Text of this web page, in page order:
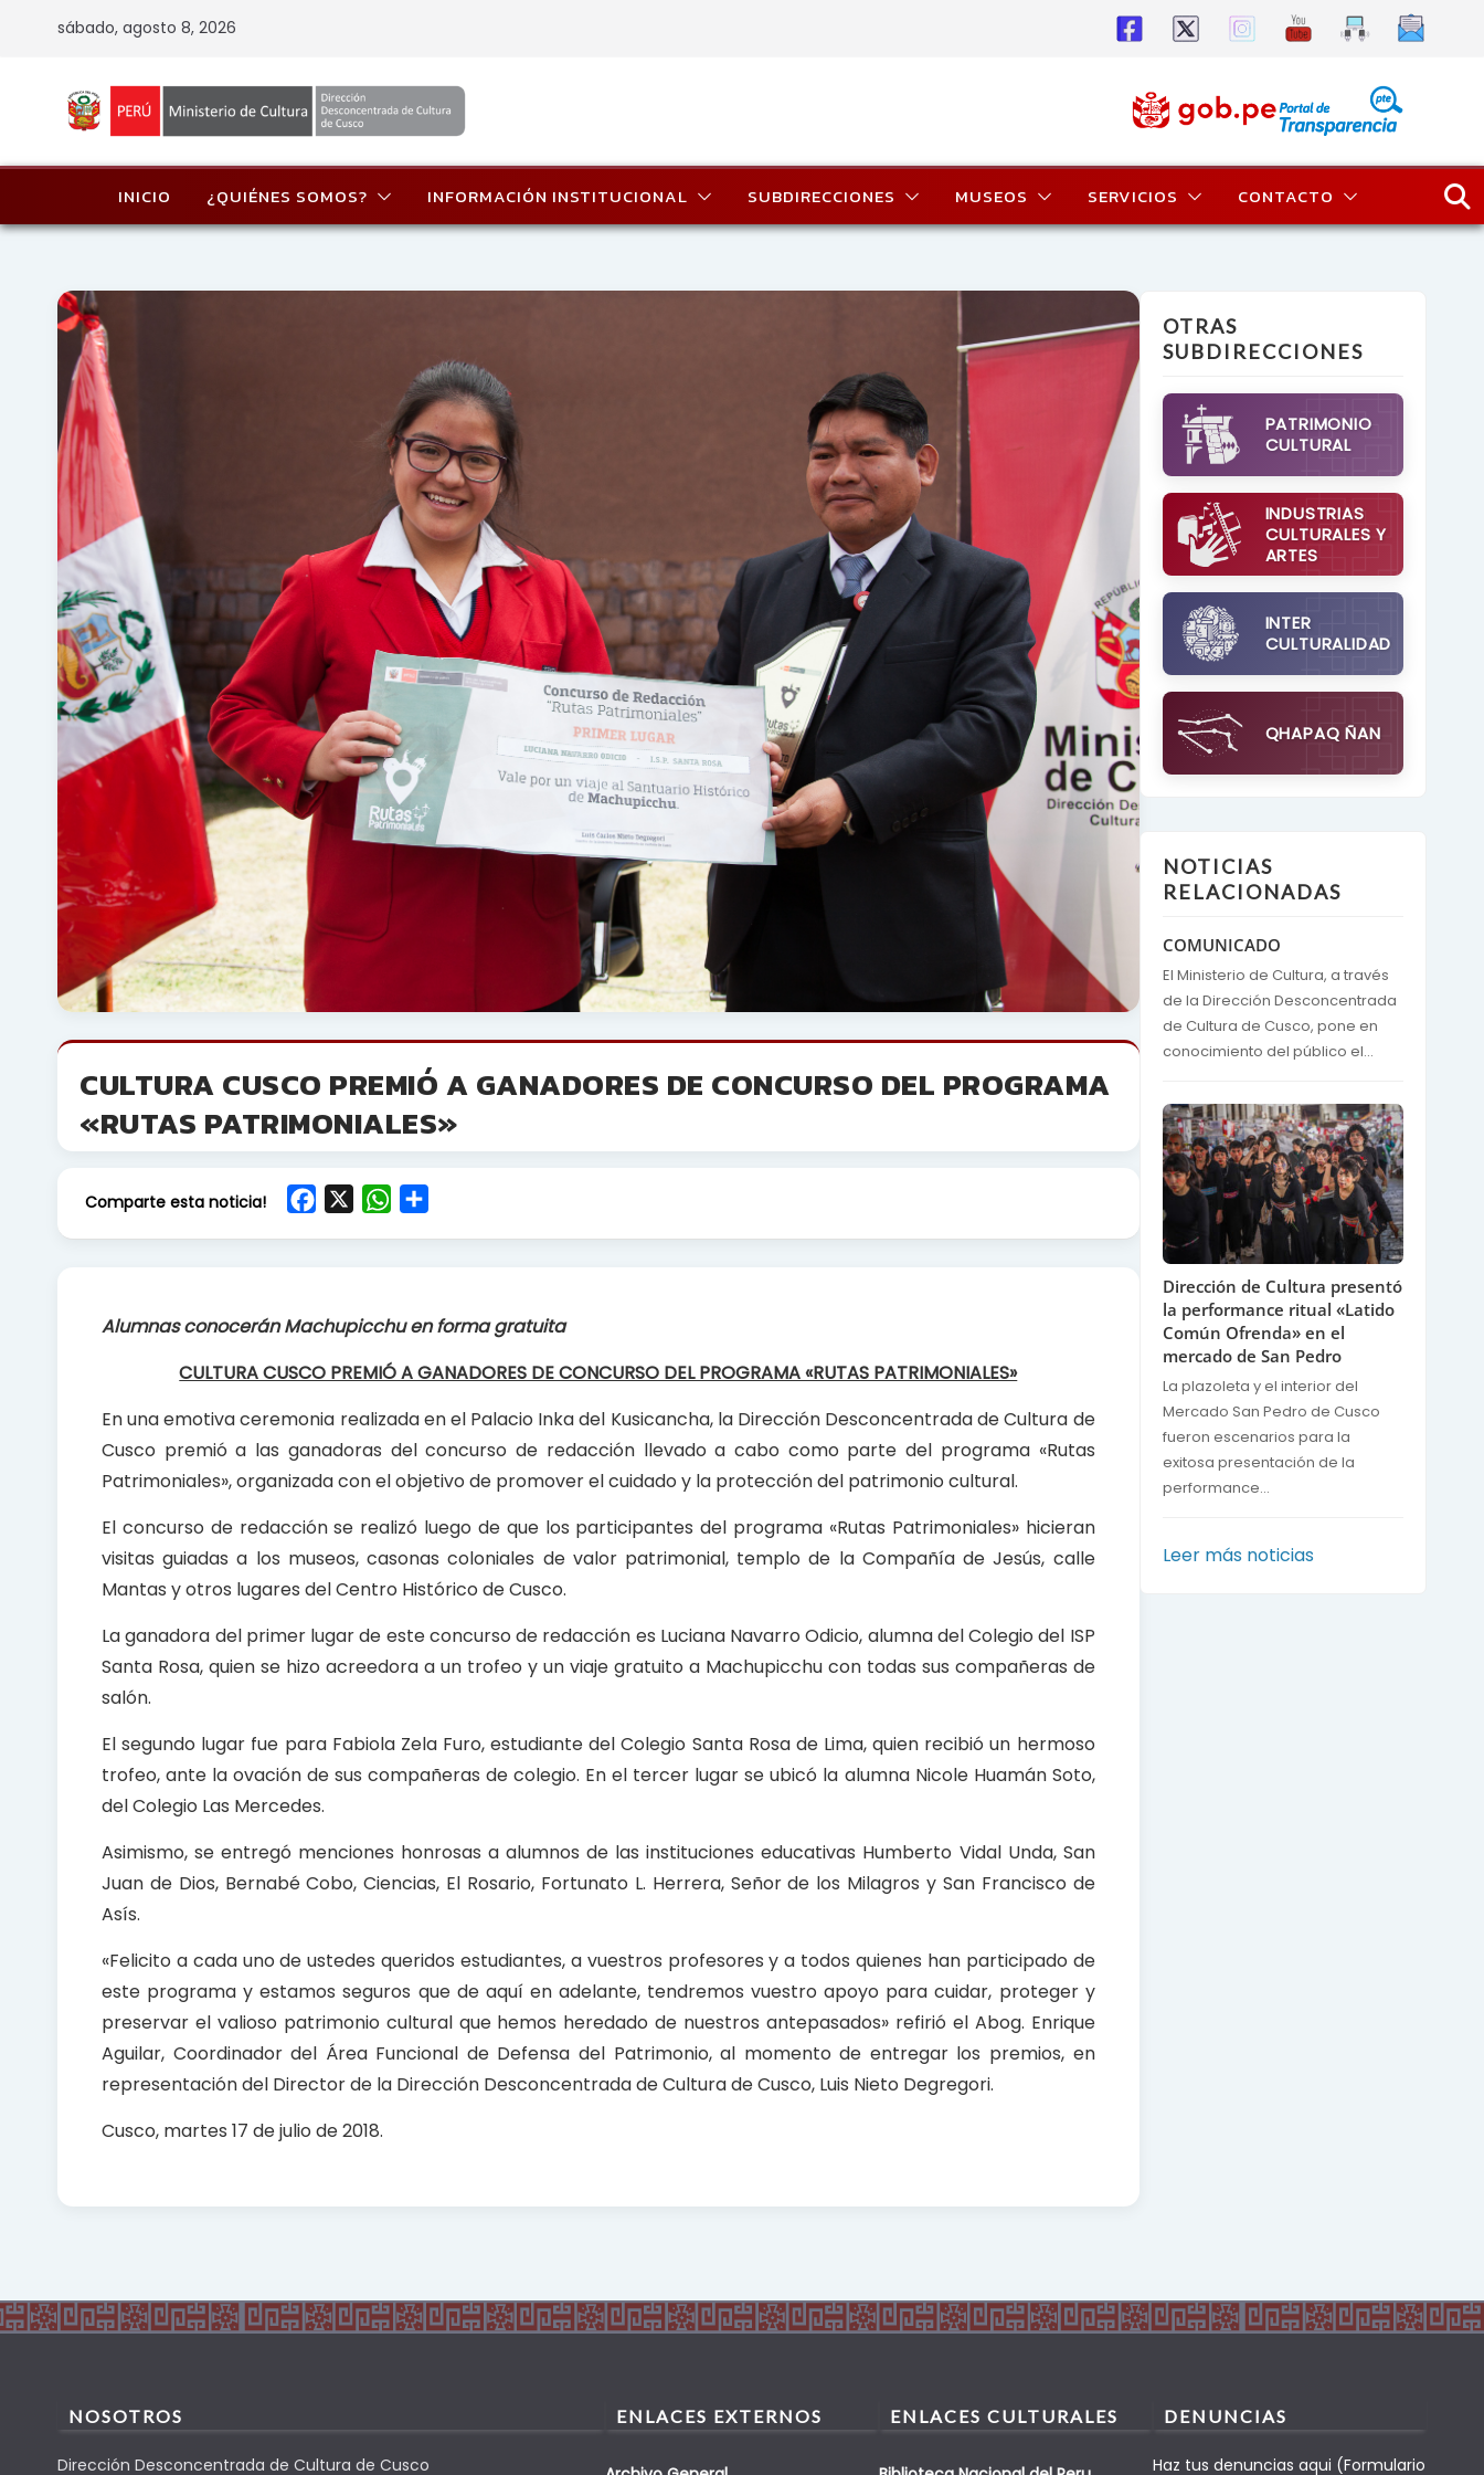
sábado, agosto 8, 2026
INICIO ¿QUIÉNES SOMOS? INFORMACIÓN INSTITUCIONAL SUBDIRECCIONES MUSEOS SERVICIOS CONTACTO
CULTURA CUSCO PREMIÓ A GANADORES DE CONCURSO DEL PROGRAMA
«RUTAS PATRIMONIALES»
Comparte esta noticia!
b
o
W
p
Alumnas conocerán Machupicchu en forma gratuita
CULTURA CUSCO PREMIÓ A GANADORES DE CONCURSO DEL PROGRAMA «RUTAS PATRIMONIALES»
En una emotiva ceremonia realizada en el Palacio Inka del Kusicancha, la Dirección Desconcentrada de Cultura de
Cusco premió a las ganadoras del concurso de redacción llevado a cabo como parte del programa «Rutas
Patrimoniales», organizada con el objetivo de promover el cuidado y la protección del patrimonio cultural.
El concurso de redacción se realizó luego de que los participantes del programa «Rutas Patrimoniales» hicieran
visitas guiadas a los museos, casonas coloniales de valor patrimonial, templo de la Compañía de Jesús, calle
Mantas y otros lugares del Centro Histórico de Cusco.
La ganadora del primer lugar de este concurso de redacción es Luciana Navarro Odicio, alumna del Colegio del ISP
Santa Rosa, quien se hizo acreedora a un trofeo y un viaje gratuito a Machupicchu con todas sus compañeras de
salón.
El segundo lugar fue para Fabiola Zela Furo, estudiante del Colegio Santa Rosa de Lima, quien recibió un hermoso
trofeo, ante la ovación de sus compañeras de colegio. En el tercer lugar se ubicó la alumna Nicole Huamán Soto,
del Colegio Las Mercedes.
Asimismo, se entregó menciones honrosas a alumnos de las instituciones educativas Humberto Vidal Unda, San
Juan de Dios, Bernabé Cobo, Ciencias, El Rosario, Fortunato L. Herrera, Señor de los Milagros y San Francisco de
Asís.
«Felicito a cada uno de ustedes queridos estudiantes, a vuestros profesores y a todos quienes han participado de
este programa y estamos seguros que de aquí en adelante, tendremos vuestro apoyo para cuidar, proteger y
preservar el valioso patrimonio cultural que hemos heredado de nuestros antepasados» refirió el Abog. Enrique
Aguilar, Coordinador del Área Funcional de Defensa del Patrimonio, al momento de entregar los premios, en
representación del Director de la Dirección Desconcentrada de Cultura de Cusco, Luis Nieto Degregori.
Cusco, martes 17 de julio de 2018.
OTRAS
SUBDIRECCIONES
PATRIMONIO
CULTURAL
INDUSTRIAS
CULTURALES Y
ARTES
INTER
CULTURALIDAD
QHAPAQ ÑAN
NOTICIAS
RELACIONADAS
COMUNICADO
El Ministerio de Cultura, a través
de la Dirección Desconcentrada
de Cultura de Cusco, pone en
conocimiento del público el...
Dirección de Cultura presentó
la performance ritual «Latido
Común Ofrenda» en el
mercado de San Pedro
La plazoleta y el interior del
Mercado San Pedro de Cusco
fueron escenarios para la
exitosa presentación de la
performance...
Leer más noticias
NOSOTROS
Dirección Desconcentrada de Cultura de Cusco
ENLACES EXTERNOS ENLACES CULTURALES DENUNCIAS
Haz tus denuncias aqui (Formulario